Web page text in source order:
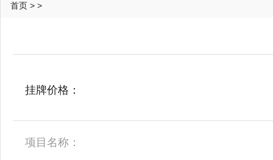
首页 > >
挂牌价格：
项目名称：